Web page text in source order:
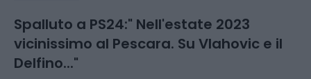
Spalluto a PS24:" Nell'estate 2023
vicinissimo al Pescara. Su Vlahovic e il
Delfino..."